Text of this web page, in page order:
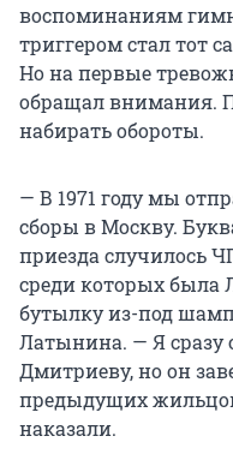
воспоминаниям
триггером стал тот
Но на первые
обращал внимания.
набирать обороты.
— В 1971 году мы
сборы в Москву.
приезда случилось
среди которых была
бутылку из-под
Латынина. — Я сразу
Дмитриеву, но он
предыдущих
наказали.